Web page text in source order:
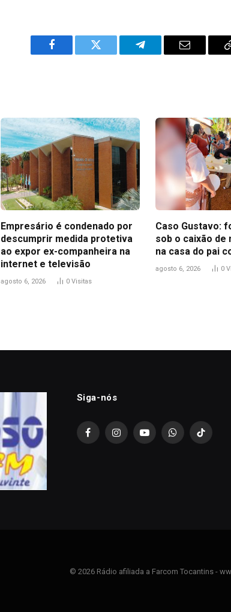
Facebook Twitter Telegram Email
Empresário é condenado por
descumprir medida protetiva
ao expor ex-companheira na
internet e televisão
agosto 6, 2026 0 Visitas
Caso Gustavo:
sob o caixão de
na casa do pai
agosto 6, 2026 0
Siga-nós
FacebookInstagramYouTubeWhatsAppTikTok
© 2026 Rádio afiliada a Farcom Tocantins -